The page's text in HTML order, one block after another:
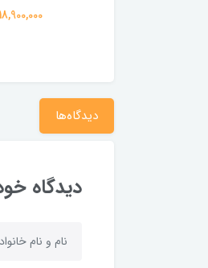
18,900,000 تومان
دیدگاه‌ها
دیدگاه